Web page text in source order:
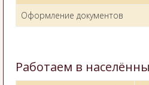
Оформление документов
Работаем в